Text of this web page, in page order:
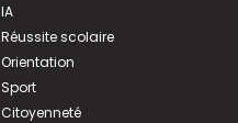
IA
Réussite scolaire
Orientation
Sport
Citoyenneté